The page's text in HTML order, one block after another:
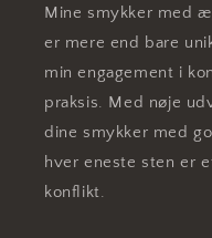
Mine smykker med
er mere end bare
min engagement i
praksis. Med nøje
dine smykker med
hver eneste sten er
konflikt.